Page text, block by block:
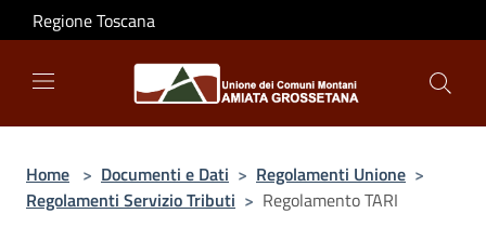
Salta al contenuto principale
Regione Toscana
Home > Documenti e Dati > Regolamenti Unione >
Regolamenti Servizio Tributi > Regolamento TARI